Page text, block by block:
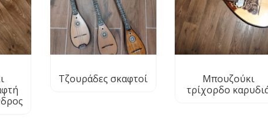
Τζουράδες σκαφτoί
Μπουζούκι
τρίχορδο